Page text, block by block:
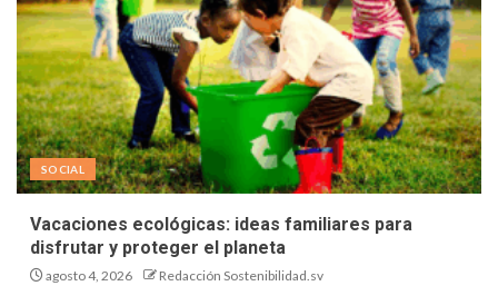
SOCIAL
Vacaciones ecológicas: ideas familiares para
disfrutar y proteger el planeta
agosto 4, 2026 Redacción Sostenibilidad.sv